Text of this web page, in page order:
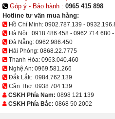
Góp ý - Bảo hành : 0965 415 898
Hotline tư vấn mua hàng:
Hồ Chí Minh: 0902.787.139 -
Hà Nội: 0918.486.458 - 0962.714.680 -
Đà Nẵng: 0962.986.450
Hải Phòng: 0868.22.7775
Thanh Hóa: 0963.040.460
Nghệ An: 0969.581.266
Đắk Lắk: 0984.762.139
Cần Thơ: 0938 704 139
CSKH Phía Nam: 0898 121 139
CSKH Phía Bắc: 0868 50 2002